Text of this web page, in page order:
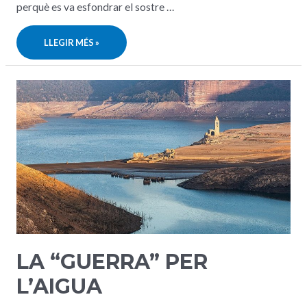
perquè es va esfondrar el sostre …
DOTZE
DE
LES
MINES
DE
SAL
DE
SALLENT
I
SÚRIA
LLEGIR MÉS »
LA “GUERRA” PER
L’AIGUA